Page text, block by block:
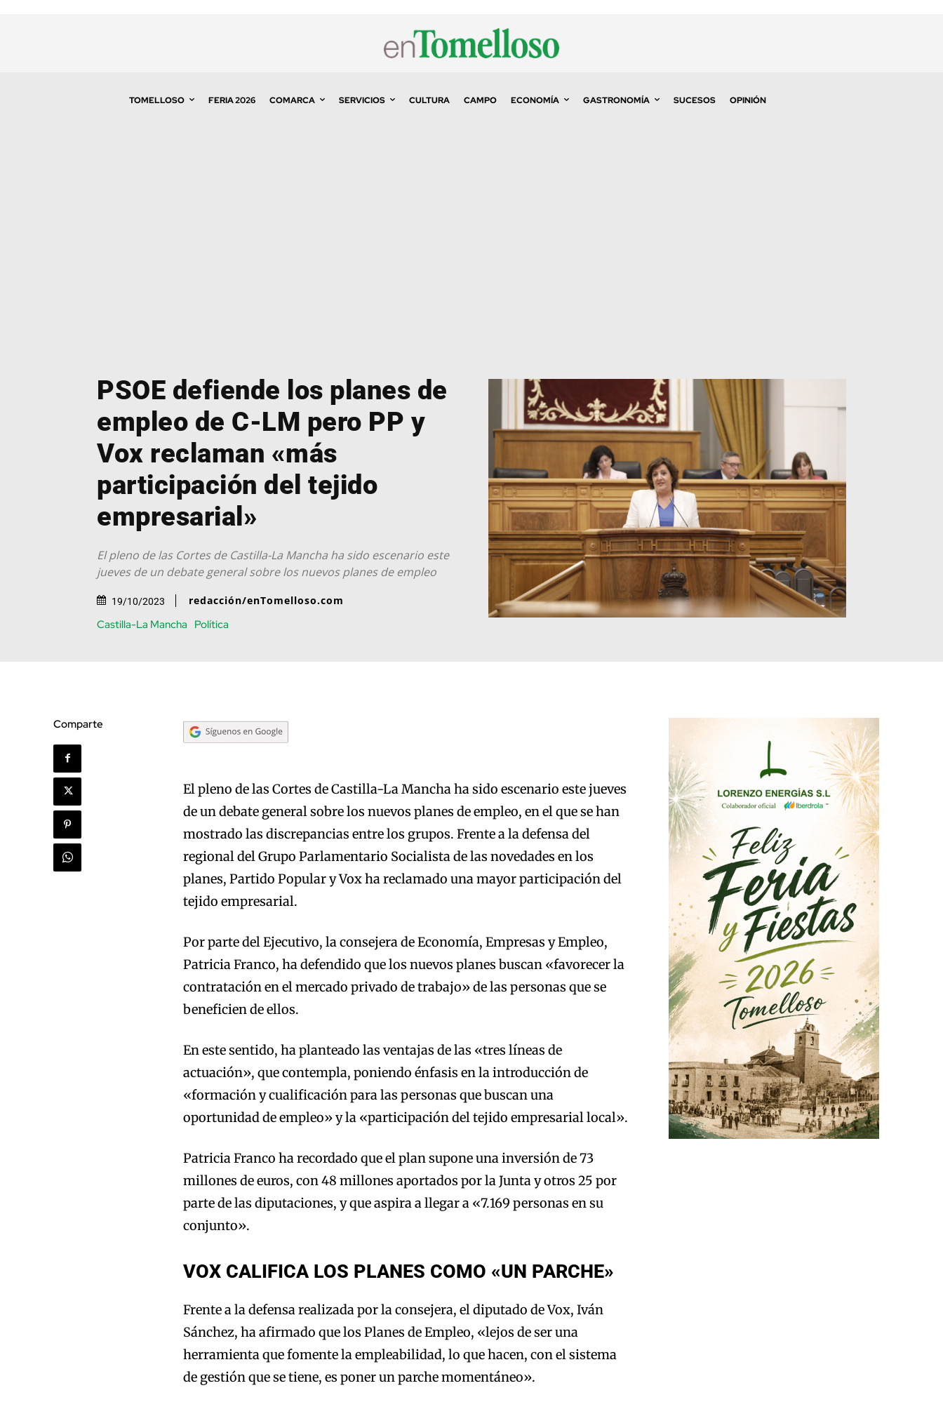
TOMELLOSO FERIA 2026 COMARCA SERVICIOS CULTURA CAMPO ECONOMÍA GASTRONOMÍA SUCESOS OPINIÓN
PSOE defiende los planes de
empleo de C-LM pero PP y
Vox reclaman «más
participación del tejido
empresarial»
El pleno de las Cortes de Castilla-La Mancha ha sido escenario este
jueves de un debate general sobre los nuevos planes de empleo
19/10/2023 redacción/enTomelloso.com
Castilla-La Mancha Política
Comparte
El pleno de las Cortes de Castilla-La Mancha ha sido escenario este jueves
de un debate general sobre los nuevos planes de empleo, en el que se han
mostrado las discrepancias entre los grupos. Frente a la defensa del
regional del Grupo Parlamentario Socialista de las novedades en los
planes, Partido Popular y Vox ha reclamado una mayor participación del
tejido empresarial.
Por parte del Ejecutivo, la consejera de Economía, Empresas y Empleo,
Patricia Franco, ha defendido que los nuevos planes buscan «favorecer la
contratación en el mercado privado de trabajo» de las personas que se
beneficien de ellos.
En este sentido, ha planteado las ventajas de las «tres líneas de
actuación», que contempla, poniendo énfasis en la introducción de
«formación y cualificación para las personas que buscan una
oportunidad de empleo» y la «participación del tejido empresarial local».
Patricia Franco ha recordado que el plan supone una inversión de 73
millones de euros, con 48 millones aportados por la Junta y otros 25 por
parte de las diputaciones, y que aspira a llegar a «7.169 personas en su
conjunto».
VOX CALIFICA LOS PLANES COMO «UN PARCHE»
Frente a la defensa realizada por la consejera, el diputado de Vox, Iván
Sánchez, ha afirmado que los Planes de Empleo, «lejos de ser una
herramienta que fomente la empleabilidad, lo que hacen, con el sistema
de gestión que se tiene, es poner un parche momentáneo».